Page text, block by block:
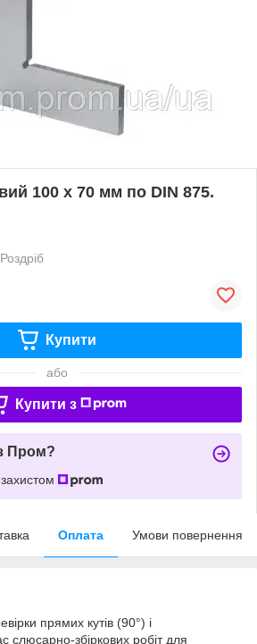
100 х 70 мм по DIN 875.
Роздріб
Купити
або
Купити з
Пром?
Оплата Умови повернення
прямих кутів (90°) і
слюсарно-збіркових робіт для